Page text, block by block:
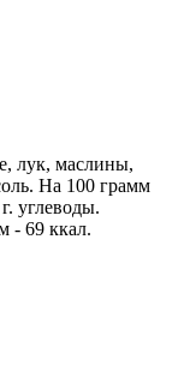
лук, маслины,
На 100 грамм
углеводы.
- 69 ккал.